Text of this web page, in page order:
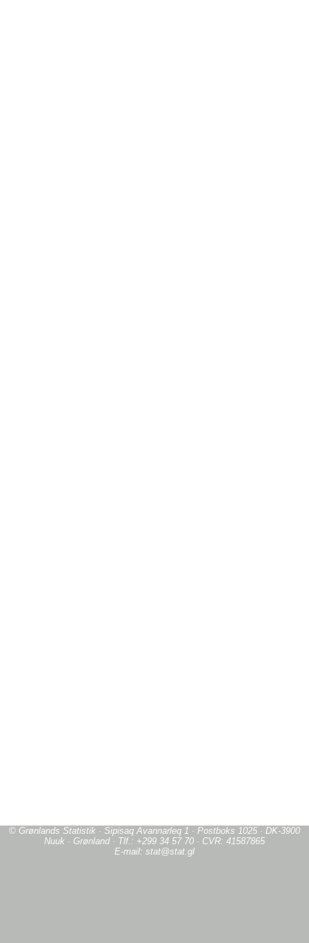
© Grønlands Statistik · Sipisaq Avannarleq 1 · Postboks 1025 · DK-3900
Nuuk · Grønland · Tlf.: +299 34 57 70 · CVR: 41587865
E-mail: stat@stat.gl